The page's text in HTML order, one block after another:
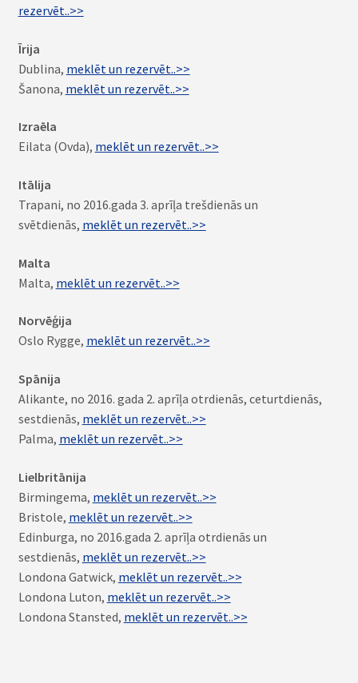
rezervēt..>>
Īrija
Dublina, meklēt un rezervēt..>>
Šanona, meklēt un rezervēt..>>
Izraēla
Eilata (Ovda), meklēt un rezervēt..>>
Itālija
Trapani, no 2016.gada 3. aprīļa trešdienās un
svētdienās, meklēt un rezervēt..>>
Malta
Malta, meklēt un rezervēt..>>
Norvēģija
Oslo Rygge, meklēt un rezervēt..>>
Spānija
Alikante, no 2016. gada 2. aprīļa otrdienās, ceturtdienās,
sestdienās, meklēt un rezervēt..>>
Palma, meklēt un rezervēt..>>
Lielbritānija
Birmingema, meklēt un rezervēt..>>
Bristole, meklēt un rezervēt..>>
Edinburga, no 2016.gada 2. aprīļa otrdienās un
sestdienās, meklēt un rezervēt..>>
Londona Gatwick, meklēt un rezervēt..>>
Londona Luton, meklēt un rezervēt..>>
Londona Stansted, meklēt un rezervēt..>>